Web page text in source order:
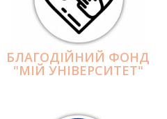
БЛАГОДІЙНИЙ ФОНД
"МІЙ УНІВЕРСИТЕТ"